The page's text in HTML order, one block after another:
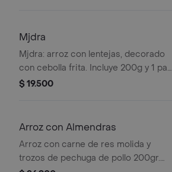
Mjdra
Mjdra: arroz con lentejas, decorado
con cebolla frita. Incluye 200g y 1 pan
pita.
$ 19.500
Arroz con Almendras
Arroz con carne de res molida y
trozos de pechuga de pollo 200gr.